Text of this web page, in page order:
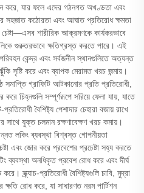
করে, যার ফলে এদের গঠনগত অখণ্ডতা এবং
সহজাত কঠোরতা এবং আঘাত প্রতিরোধ ক্ষমতা
শারীরিক আক্রমণকে কার্যকরভাবে
গুরুতরভাবে ক্ষতিগ্রস্ত করতে পারে। এই
কেন্দ্র এবং সর্বজনীন স্থানগুলিতে অত্যন্ত
সৃষ্টি করে এবং ব্যাপক মেরামত খরচ জন্মায়।
সমাপ্তি গ্রাফিটি আটকানোর প্রতি প্রতিরোধী,
চিহ্নগুলি সম্পূর্ণরূপে সরিয়ে ফেলা যায়, যাতে
বৈশিষ্ট্য পেশাদার চেহারা বজায় রাখে
সাথে যুক্ত চলমান রক্ষণাবেক্ষণ খরচ কমায়।
লকিং ব্যবস্থা বিশ্বস্ত গোপনীয়তা
এবং জোর করে প্রবেশের প্রচেষ্টা সহ্য করতে
ব্যবস্থা অনধিকৃত প্রবেশ রোধ করে এবং দীর্ঘ
স্ক্র্যাচ-প্রতিরোধী বৈশিষ্ট্যগুলি চাবি, মুদ্রা
রোধ করে, যা সাধারণত নরম পার্টিশন